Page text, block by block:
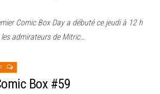
Comic Box Day a débuté ce jeudi à 12 h
les admirateurs de Mitric…
Box #59